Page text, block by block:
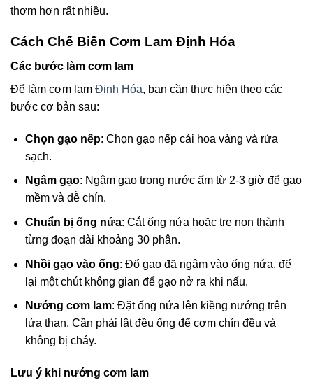
thơm hơn rất nhiều.
Cách Chế Biến Cơm Lam Định Hóa
Các bước làm cơm lam
Để làm cơm lam Định Hóa, bạn cần thực hiện theo các
bước cơ bản sau:
Chọn gạo nếp: Chọn gạo nếp cái hoa vàng và rửa
sạch.
Ngâm gạo: Ngâm gạo trong nước ấm từ 2-3 giờ để gạo
mềm và dễ chín.
Chuẩn bị ống nứa: Cắt ống nứa hoặc tre non thành
từng đoạn dài khoảng 30 phân.
Nhồi gạo vào ống: Đổ gạo đã ngâm vào ống nứa, để
lại một chút không gian để gạo nở ra khi nấu.
Nướng cơm lam: Đặt ống nứa lên kiềng nướng trên
lửa than. Cần phải lật đều ống để cơm chín đều và
không bị cháy.
Lưu ý khi nướng cơm lam